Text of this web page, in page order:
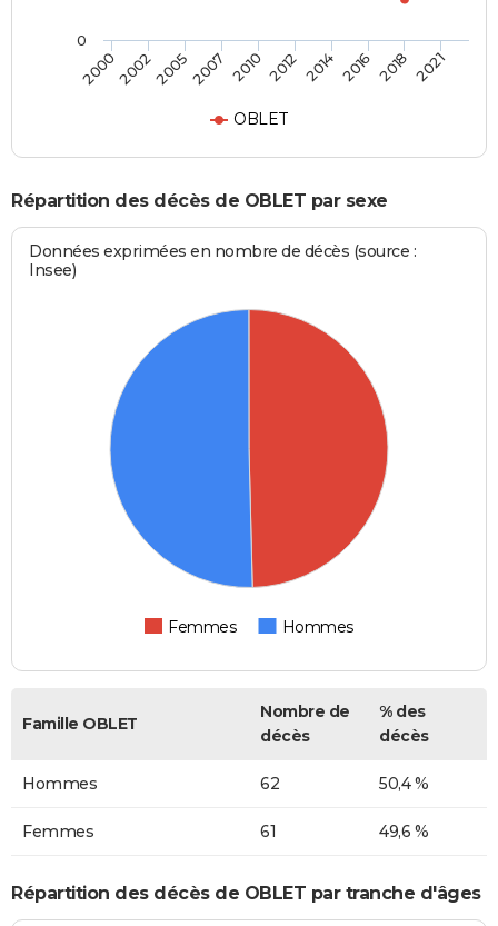
OBLET
2000200220052007 2010 2012 2014 2016 2018 2021
0
Répartition des décès de OBLET par sexe
Données exprimées en nombre de décès (source :
Insee)
Femmes Hommes
Famille OBLET
Nombre de
décès
% des
décès
Hommes 62 50,4 %
Femmes 61 49,6 %
Répartition des décès de OBLET par tranche d'âges